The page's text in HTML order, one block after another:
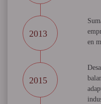
2013
en
2015